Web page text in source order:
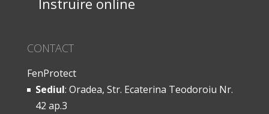
Instruire online
CONTACT
FenProtect
Sediul: Oradea, Str. Ecaterina Teodoroiu Nr.
42 ap.3